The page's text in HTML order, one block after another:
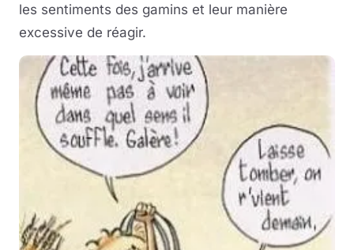
les sentiments des gamins et leur manière
excessive de réagir.